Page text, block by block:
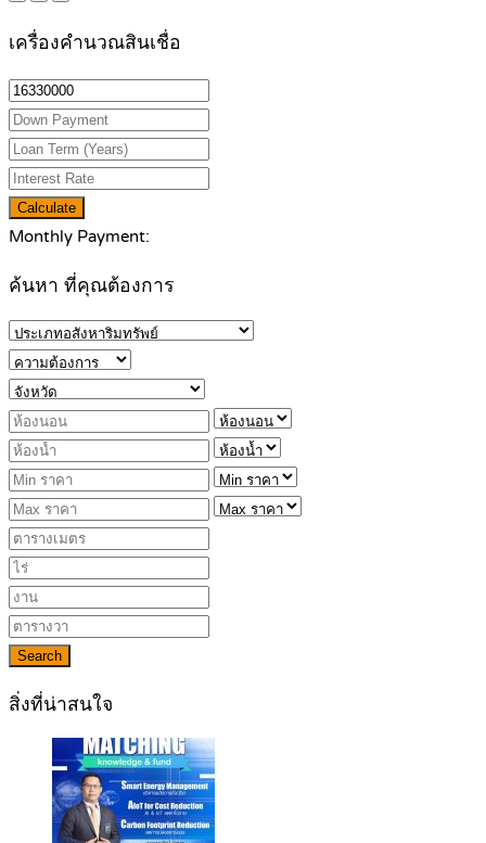
เครื่องคำนวณสินเชื่อ
Calculate
Monthly Payment:
ค้นหา ที่คุณต้องการ
Search
สิ่งที่น่าสนใจ